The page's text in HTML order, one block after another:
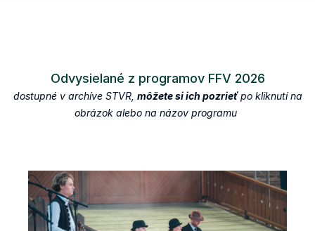
Odvysielané z programov FFV 2026
dostupné v archíve STVR, môžete si ich pozrieťpo kliknutí na
obrázok alebo na názov programu